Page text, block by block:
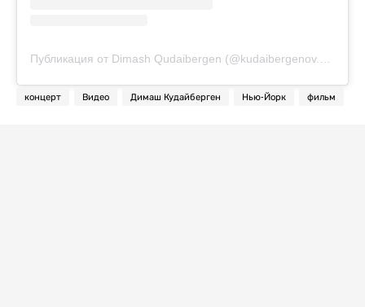
концерт Видео Димаш Кудайберген Нью-Йорк фильм